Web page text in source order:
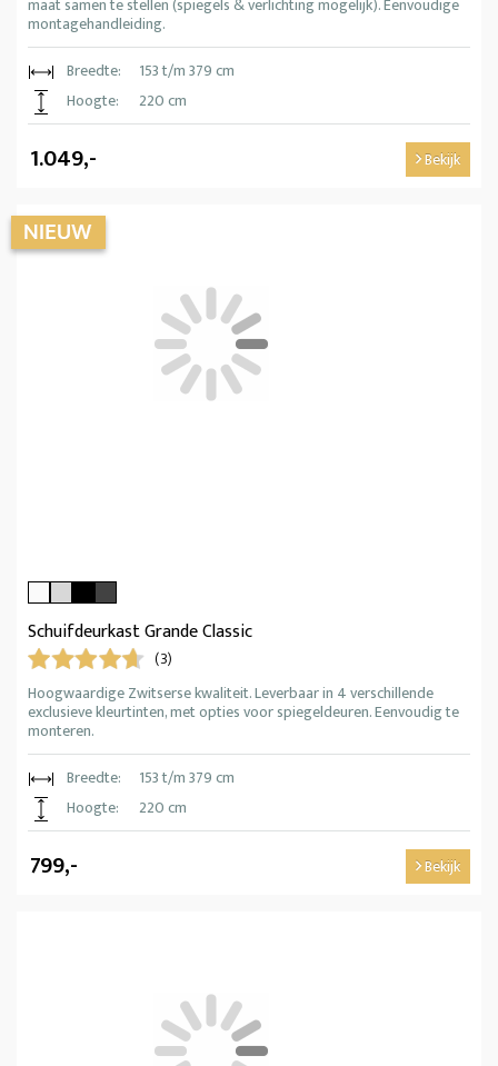
montagehandleiding.
Breedte:
153 t/m 379 cm
Hoogte:
220 cm
1.049,- Bekijk
Schuifdeurkast Grande Classic
(3)
Hoogwaardige Zwitserse kwaliteit. Leverbaar in 4 verschillende
exclusieve kleurtinten, met opties voor spiegeldeuren. Eenvoudig te
monteren.
Breedte:
153 t/m 379 cm
Hoogte:
220 cm
799,- Bekijk